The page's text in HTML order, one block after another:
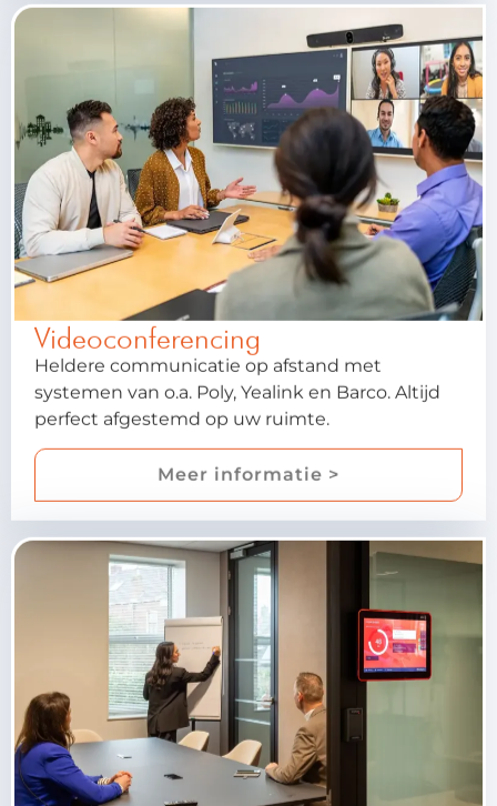
Videoconferencing
Heldere communicatie op afstand met
systemen van o.a. Poly, Yealink en Barco. Altijd
perfect afgestemd op uw ruimte.
Meer informatie >